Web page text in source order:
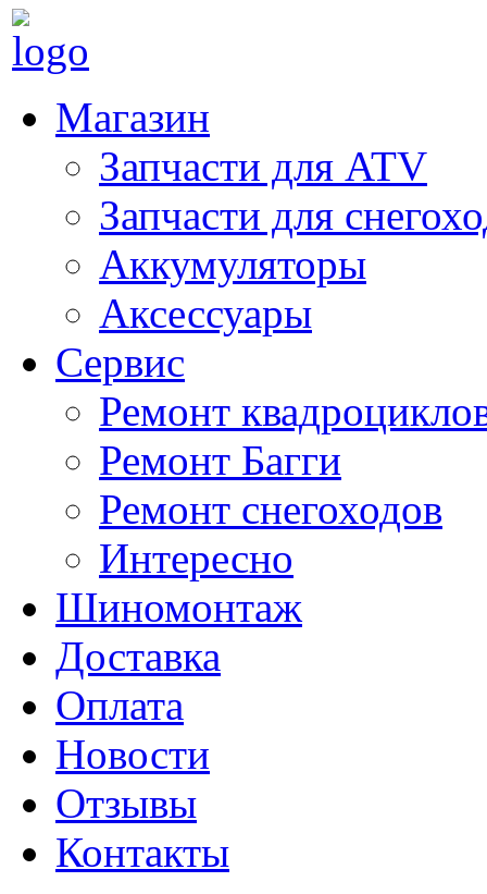
Магазин
Запчасти для ATV
Запчасти для
Аккумуляторы
Аксессуары
Сервис
Ремонт
Ремонт Багги
Ремонт снегоходов
Интересно
Шиномонтаж
Доставка
Оплата
Новости
Отзывы
Контакты